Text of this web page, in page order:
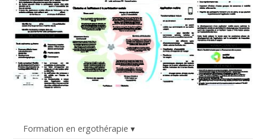
Formation en ergothérapie